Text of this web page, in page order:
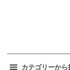
カテゴリーから